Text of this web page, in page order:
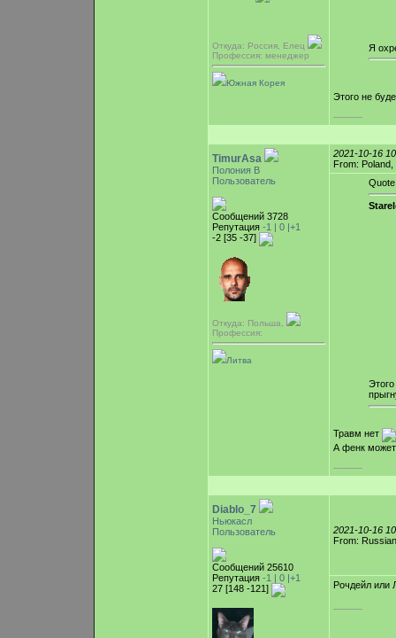
Откуда: Россия, Елец
Профессия: менеджер
Южная Корея
Я
Этого не
-----------
TimurAsa
Полония В
Пользователь
Сообщений 3728
Репутация -1 | 0 |+1
-2 [35 -37]
Откуда: Польша,
Профессия:
Литва
2021-10-16
From: Poland,
Quote
Травм нет
А фенк может
-----------
Diablo_7
Ньюкасл
Пользователь
Сообщений 25610
Репутация -1 | 0 |+1
27 [148 -121]
2021-10-16
From:
Рочдейл или
-----------